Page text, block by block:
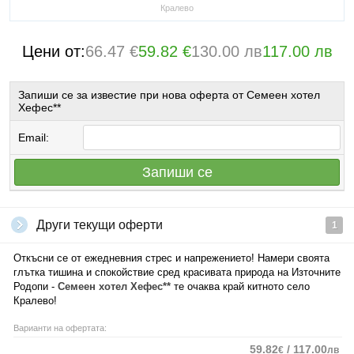
Кралево
Цени от:66.47 €59.82 €130.00 лв117.00 лв
Запиши се за известие при нова оферта от Семеен хотел
Хефес**
Email:
Запиши се
Други текущи оферти 1
Откъсни се от ежедневния стрес и напрежението! Намери своята
глътка тишина и спокойствие сред красивата природа на Източните
Родопи - Семеен хотел Хефес** те очаква край китното село
Кралево!
Варианти на офертата:
59.82€ / 117.00лв